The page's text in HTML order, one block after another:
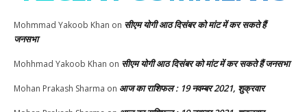
Mohmmad Yakoob Khan on सीएम योगी आठ दिसंबर को मांट में कर सकते हैं
जनसभा
Mohhmad Yakoob Khan on सीएम योगी आठ दिसंबर को मांट में कर सकते हैं जनसभा
Mohan Prakash Sharma on आज का राशिफल : 19 नवम्बर 2021, शुक्रवार